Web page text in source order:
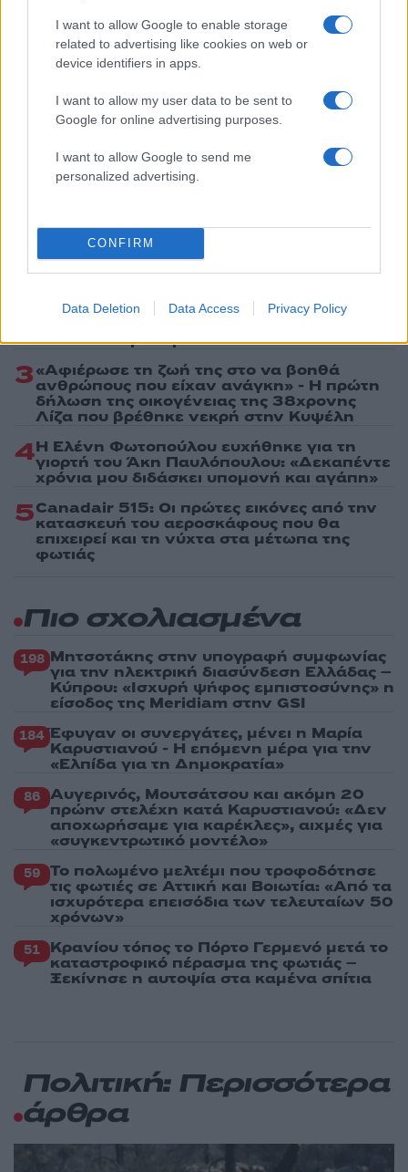
I want to allow Google to enable storage
related to advertising like cookies on web or
device identifiers in apps.
I want to allow my user data to be sent to
Google for online advertising purposes.
I want to allow Google to send me
personalized advertising.
CONFIRM
Data Deletion Data Access Privacy Policy
Ακολουθήστε το Νewsit.gr στοGoogle News
ενημερωθείτε πρώτοι για όλη την ειδησεογραφία και τα
τελευταία νέατης ημέρας
Πιο δημοφιλή
φωτογραφία για την επέτειο θανάτου της
αδελφής του, Λένας
2Δολοφονία Βρετανίδας στην Κυψέλη: Οι
26χρονου Αφγανού – Το στίγμα του
απειλητικά μηνύματα
3«Αφιέρωσε τη ζωή της στο να βοηθά
ανθρώπους που είχαν ανάγκη» - Η πρώτη
δήλωση της οικογένειας της 38χρονης
Λίζα που βρέθηκε νεκρή στην Κυψέλη
4Η Ελένη Φωτοπούλου ευχήθηκε για τη
γιορτή του Άκη Παυλόπουλου: «Δεκαπέντε
χρόνια μου διδάσκει υπομονή και αγάπη»
5Canadair 515: Οι πρώτες εικόνες από την
κατασκευή του αεροσκάφους που θα
επιχειρεί και τη νύχτα στα μέτωπα της
φωτιάς
Πιο σχολιασμένα
198 Μητσοτάκης στην υπογραφή συμφωνίας
για την ηλεκτρική διασύνδεση Ελλάδας –
Κύπρου: «Ισχυρή ψήφος εμπιστοσύνης» η
είσοδος της Meridiam στην GSI
184 Έφυγαν οι συνεργάτες, μένει η Μαρία
Καρυστιανού - Η επόμενη μέρα για την
«Ελπίδα για τη Δημοκρατία»
86 Αυγερινός, Μουτσάτσου και ακόμη 20
πρώην στελέχη κατά Καρυστιανού: «Δεν
αποχωρήσαμε για καρέκλες», αιχμές για
«συγκεντρωτικό μοντέλο»
59 Το πολωμένο μελτέμι που τροφοδότησε
τις φωτιές σε Αττική και Βοιωτία: «Από τα
ισχυρότερα επεισόδια των τελευταίων 50
χρόνων»
51 Κρανίου τόπος το Πόρτο Γερμενό μετά το
καταστροφικό πέρασμα της φωτιάς –
Ξεκίνησε η αυτοψία στα καμένα σπίτια
Πολιτική: Περισσότερα
άρθρα